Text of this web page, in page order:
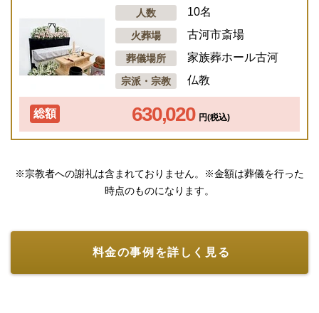
人数 10名
火葬場 古河市斎場
葬儀場所 家族葬ホール古河
宗派・宗教 仏教
総額 630,020 円(税込)
※宗教者への謝礼は含まれておりません。※金額は葬儀を行った
時点のものになります。
料金の事例を詳しく見る